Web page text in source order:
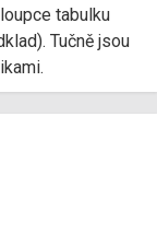
tabulku
Tučně jsou